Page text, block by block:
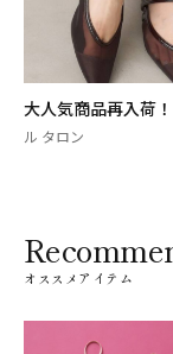
大人気商品再入荷
ル タロン
オススメアイテム